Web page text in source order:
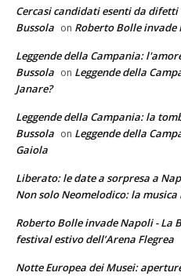
Cercasi candidati esenti da
Bussola on Roberto Bolle invade
Leggende della Campania:
Bussola on Leggende della
Janare?
Leggende della Campania: la
Bussola on Leggende della
Gaiola
Liberato: le date a sorpresa a
Non solo Neomelodico: la
Roberto Bolle invade Napoli - La
festival estivo dell’Arena Flegrea
Notte Europea dei Musei: